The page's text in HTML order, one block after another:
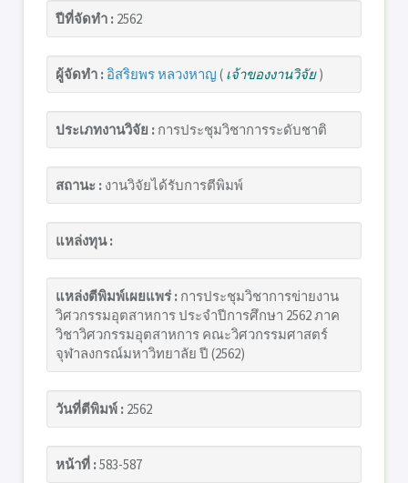
ปีที่จัดทำ : 2562
ผู้จัดทำ : อิสริยพร หลวงหาญ ( เจ้าของงานวิจัย)
ประเภทงานวิจัย : การประชุมวิชาการระดับชาติ
สถานะ : งานวิจัยได้รับการตีพิมพ์
แหล่งทุน :
แหล่งตีพิมพ์เผยแพร่ : การประชุมวิชาการข่ายงาน
วิศวกรรมอุตสาหการ ประจำปีการศึกษา 2562 ภาค
วิชาวิศวกรรมอุตสาหการ คณะวิศวกรรมศาสตร์
จุฬาลงกรณ์มหาวิทยาลัย ปี (2562)
วันที่ตีพิมพ์ : 2562
หน้าที่ :583-587